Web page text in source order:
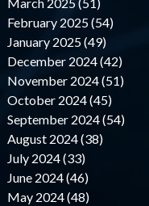
February 2025 (54)
January 2025 (49)
December 2024 (42)
November 2024 (51)
October 2024 (45)
September 2024 (54)
August 2024 (38)
July 2024 (33)
June 2024 (46)
May 2024 (48)